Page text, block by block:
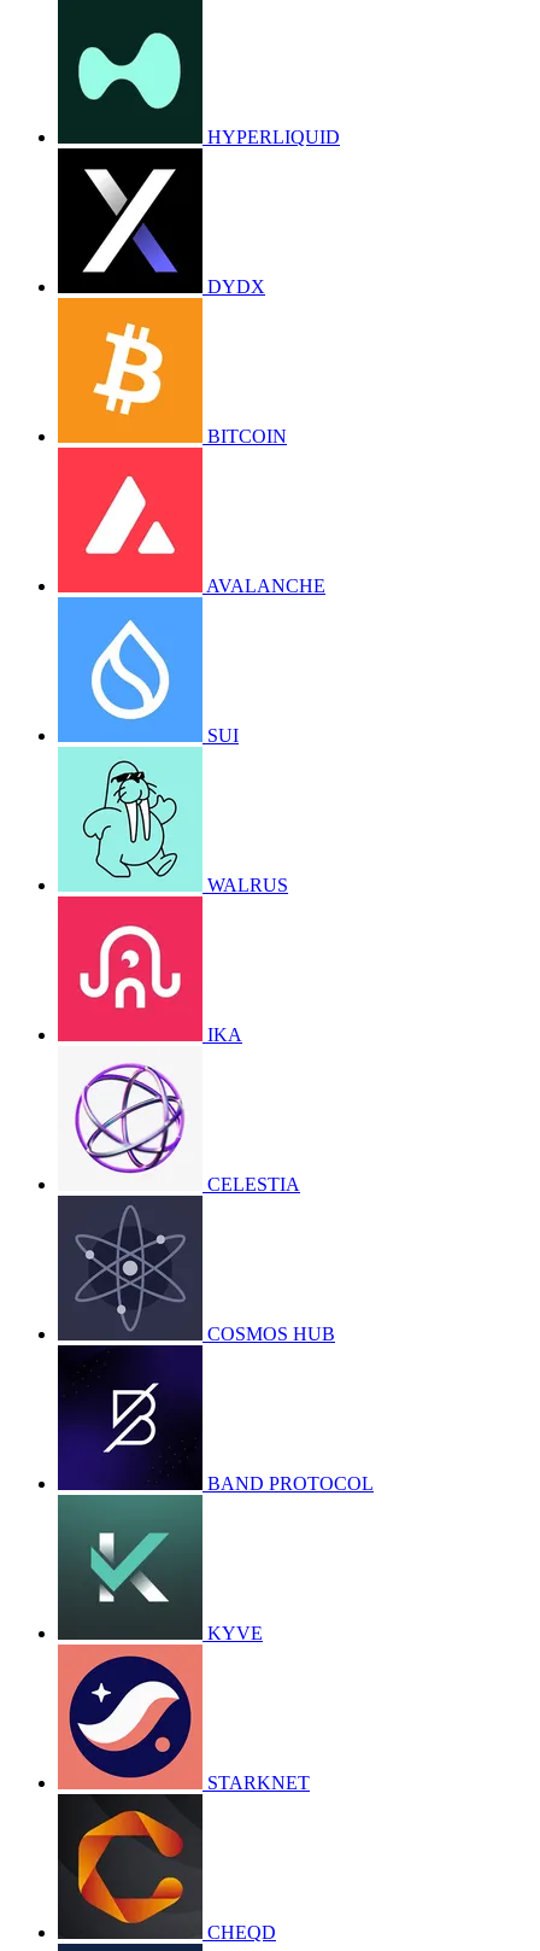
HYPERLIQUID
DYDX
BITCOIN
AVALANCHE
SUI
WALRUS
IKA
CELESTIA
COSMOS HUB
BAND PROTOCOL
KYVE
STARKNET
CHEQD